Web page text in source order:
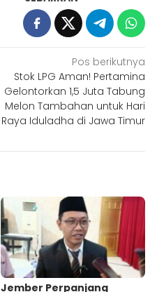
Pos berikutnya
Stok LPG Aman! Pertamina
Gelontorkan 1,5 Juta Tabung
Melon Tambahan untuk Hari
Raya Iduladha di Jawa Timur
Jember Perpanjang